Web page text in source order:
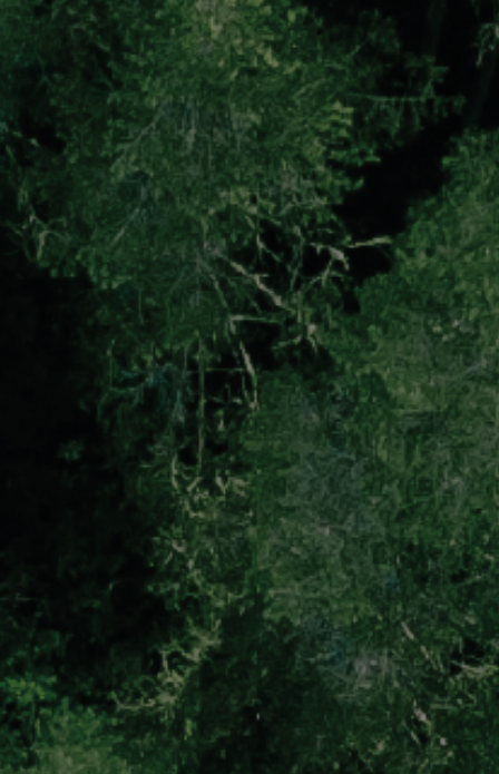
Finanza Strategica
231 Gestione Rischi
Future
Innovazione
Sostenibilità
Collaborative Design
Social Impacts
Europe
Modern Infrastructure
Produttività & Lavoro in Team
Remote Working & Video e Audio Conferencing
Sicurezza & Conformità
Business Intelligence, Analitiche e Intelligenza Artificiale
Operation
Smart Working
Efficientamento Aziendale
Project Management
Finanza & Gestione Economica
Risk Management